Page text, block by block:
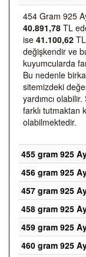
454 Gram 925
40.891,78 TL
ise 41.100,62
değişkendir ve
kuyumcularda
Bu nedenle
sitemizdeki
yardımcı
farklı tutmaktan
olabilmektedir.
455 gram 925
456 gram 925
457 gram 925
458 gram 925
459 gram 925
460 gram 925